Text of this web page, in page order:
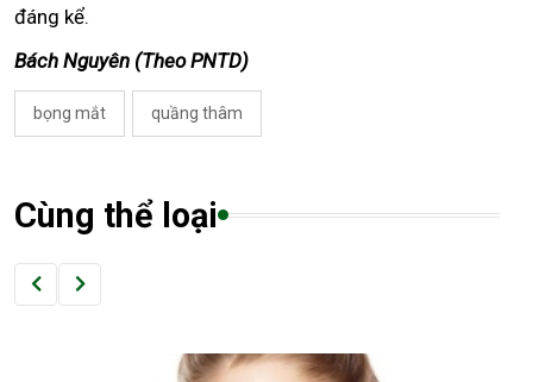
đáng kể.
Bách Nguyên (Theo PNTD)
bọng mắt quầng thâm
Cùng thể loại